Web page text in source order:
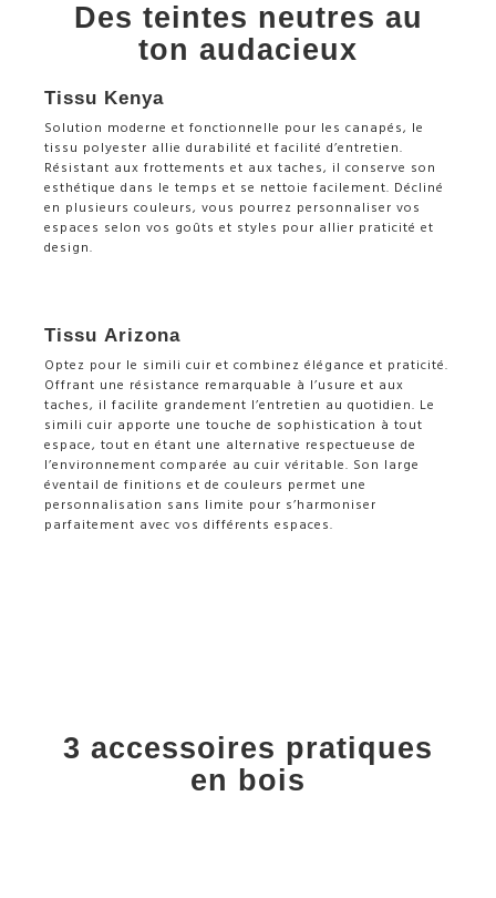
Des teintes neutres au
ton audacieux
Tissu Kenya
Solution moderne et fonctionnelle pour les canapés, le
tissu polyester allie durabilité et facilité d’entretien.
Résistant aux frottements et aux taches, il conserve son
esthétique dans le temps et se nettoie facilement. Décliné
en plusieurs couleurs, vous pourrez personnaliser vos
espaces selon vos goûts et styles pour allier praticité et
design.
Tissu Arizona
Optez pour le simili cuir et combinez élégance et praticité.
Offrant une résistance remarquable à l’usure et aux
taches, il facilite grandement l’entretien au quotidien. Le
simili cuir apporte une touche de sophistication à tout
espace, tout en étant une alternative respectueuse de
l’environnement comparée au cuir véritable. Son large
éventail de finitions et de couleurs permet une
personnalisation sans limite pour s’harmoniser
parfaitement avec vos différents espaces.
3 accessoires pratiques
en bois